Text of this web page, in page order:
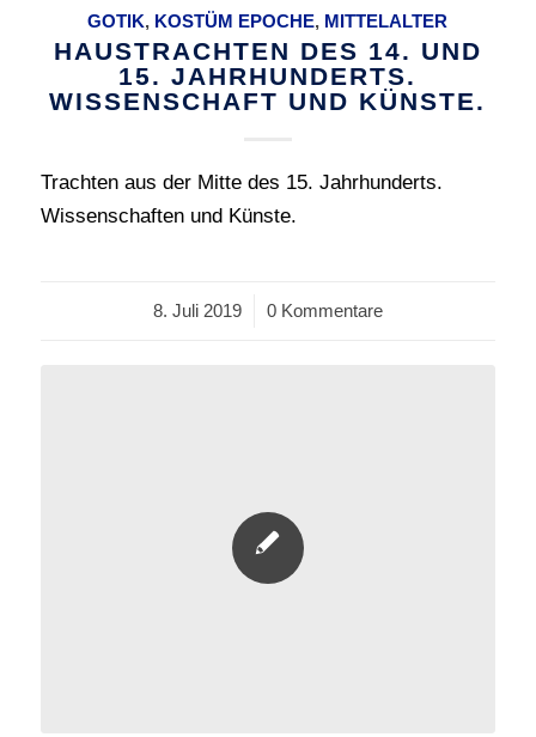
GOTIK, KOSTÜM EPOCHE, MITTELALTER
HAUSTRACHTEN DES 14. UND
15. JAHRHUNDERTS.
WISSENSCHAFT UND KÜNSTE.
Trachten aus der Mitte des 15. Jahrhunderts.
Wissenschaften und Künste.
8. Juli 2019
/ 0 Kommentare